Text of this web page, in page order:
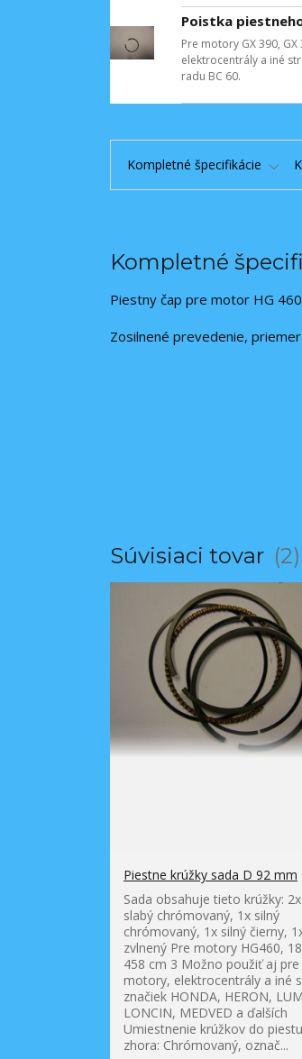
Poistka
Pre motory GX 390,
elektrocentrály a iné
radu BC 60.
Kompletné špecifikácie
Kompletné
Piestny čap pre motor HG
Zosilnené prevedenie,
Súvisiaci tovar 2
Piestne krúžky sada D 92 mm
Sada obsahuje tieto krúžky: 2x
slabý chrómovaný, 1x silný
chrómovaný, 1x silný čierny,
zvlnený Pre motory HG460,
458 cm 3 Možno použiť aj pre
motory, elektrocentrály a iné
značiek HONDA, HERON,
LONCIN, MEDVED a ďalších
Umiestnenie krúžkov do piestu
zhora: Chrómovaný, označ...